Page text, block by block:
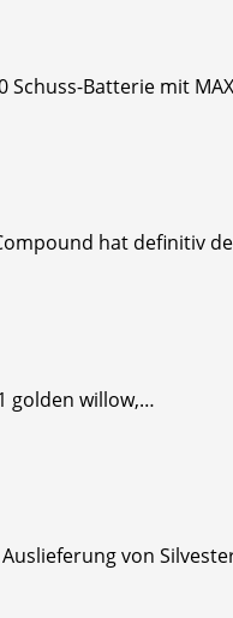
Schuss-Batterie mit
hat definitiv
golden willow,…
von